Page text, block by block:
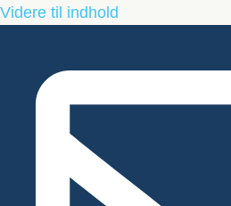
Videre til indhold